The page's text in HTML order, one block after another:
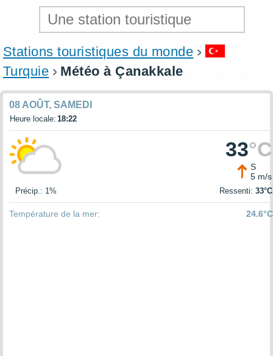
Stations touristiques du monde
Turquie
Météo à Çanakkale
08 AOÛT, SAMEDI
Heure locale: 18:22
33°C
S
5 m/s
Précip.: 1% Ressenti: 33°C
Température de la mer: 24.6°C